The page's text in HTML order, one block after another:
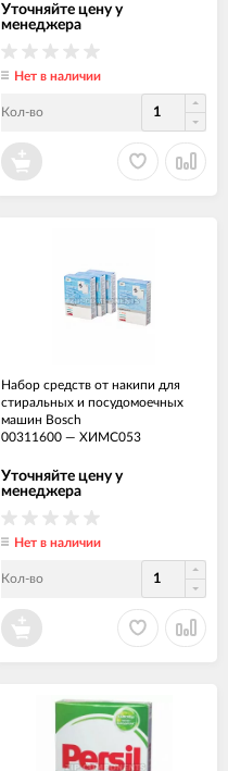
Уточняйте цену у
менеджера
Нет в наличии
Кол-во
Набор средств от накипи для
стиральных и посудомоечных
машин Bosch
00311600 — ХИМС053
Уточняйте цену у
менеджера
Нет в наличии
Кол-во